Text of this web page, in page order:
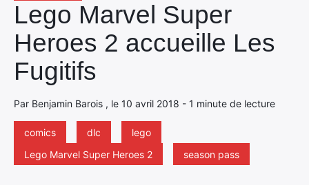
Lego Marvel Super
Heroes 2 accueille Les
Fugitifs
Par Benjamin Barois , le 10 avril 2018 - 1 minute de lecture
comics dlc
lego
Lego Marvel Super Heroes 2
season pass